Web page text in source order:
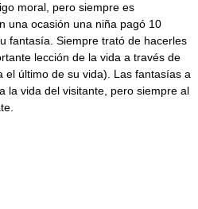
moral, pero siempre es
una ocasión una niña pagó 10
fantasía. Siempre trató de hacerles
lección de la vida a través de
el último de su vida). Las fantasías a
la vida del visitante, pero siempre al